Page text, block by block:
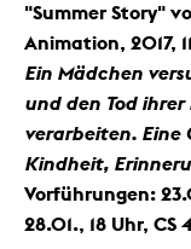
"Summer Story"
Animation, 2017,
Ein Mädchen
und den Tod ihrer
verarbeiten. Eine
Kindheit,
Vorführungen:
28.01., 18 Uhr, CS 4